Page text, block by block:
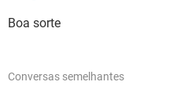
Boa sorte
Conversas semelhantes